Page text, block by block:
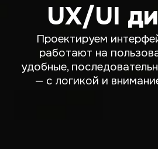
UX/UI
Проектируем
работают на
удобные,
— с логикой и